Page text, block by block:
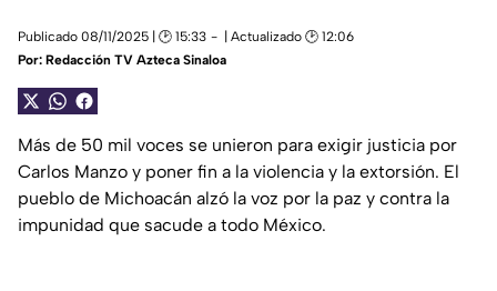
Publicado 08/11/2025 | 🕑 15:33
| Actualizado 🕑 12:06
Por: Redacción TV Azteca Sinaloa
Más de 50 mil voces se unieron para exigir justicia por
Carlos Manzo y poner fin a la violencia y la extorsión. El
pueblo de Michoacán alzó la voz por la paz y contra la
impunidad que sacude a todo México.